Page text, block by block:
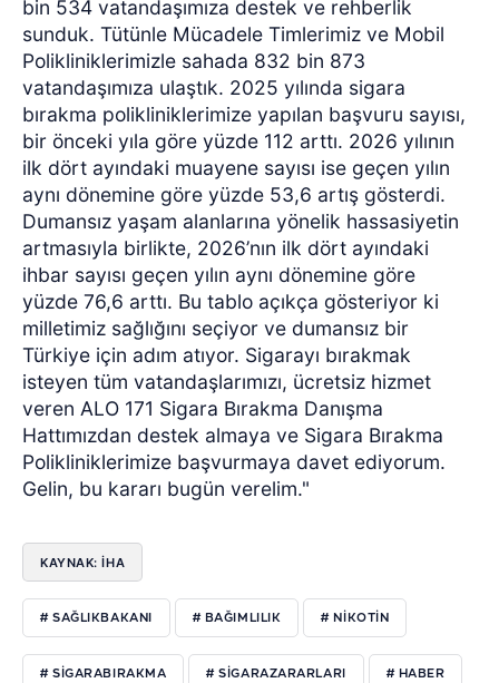
bin 534 vatandaşımıza destek ve rehberlik
sunduk. Tütünle Mücadele Timlerimiz ve Mobil
Polikliniklerimizle sahada 832 bin 873
vatandaşımıza ulaştık. 2025 yılında sigara
bırakma polikliniklerimize yapılan başvuru sayısı,
bir önceki yıla göre yüzde 112 arttı. 2026 yılının
ilk dört ayındaki muayene sayısı ise geçen yılın
aynı dönemine göre yüzde 53,6 artış gösterdi.
Dumansız yaşam alanlarına yönelik hassasiyetin
artmasıyla birlikte, 2026’nın ilk dört ayındaki
ihbar sayısı geçen yılın aynı dönemine göre
yüzde 76,6 arttı. Bu tablo açıkça gösteriyor ki
milletimiz sağlığını seçiyor ve dumansız bir
Türkiye için adım atıyor. Sigarayı bırakmak
isteyen tüm vatandaşlarımızı, ücretsiz hizmet
veren ALO 171 Sigara Bırakma Danışma
Hattımızdan destek almaya ve Sigara Bırakma
Polikliniklerimize başvurmaya davet ediyorum.
Gelin, bu kararı bugün verelim."
KAYNAK: İHA
# SAĞLIKBAKANI # BAĞIMLILIK # NİKOTİN
# SİGARABIRAKMA # SİGARAZARARLARI # HABER